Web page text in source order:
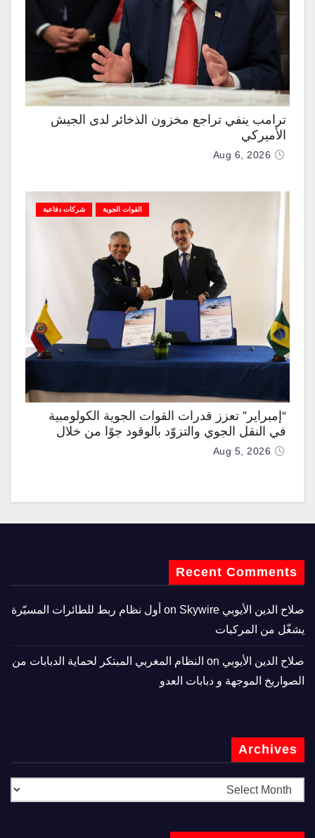
ترامب ينفي تراجع مخزون الذخائر لدى الجيش
الأميركي
Aug 6, 2026
القوات الجوية شركات دفاعية
“إمبراير” تعزز قدرات القوات الجوية الكولومبية
في النقل الجوي والتزوّد بالوقود جوًا من خلال
تزويدها بطائرتي “كيه سي-390 ميلينيوم”
Aug 5, 2026
Recent Comments
صلاح الدين الأيوبي
Skywire أول نظام ربط للطائرات المسيّرة
يشغّل من المركبات
صلاح الدين الأيوبي
النظام المغربي المبتكر لحماية الدبابات من
الصواريخ الموجهة و دبابات العدو
Archives